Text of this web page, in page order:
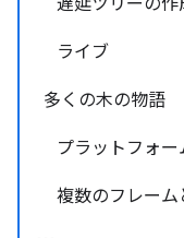
遅延ツリーの作
ライブ
多くの木の物語
プラットフォー
複数のフレー